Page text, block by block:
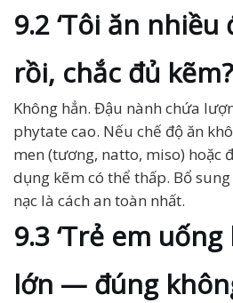
9.2 ‘Tôi ăn
rồi, chắc đủ
Không hẳn. Đậu nành chứa
phytate cao. Nếu chế độ ăn
men (tương, natto, miso) hoặc
dụng kẽm có thể thấp. Bổ
nạc là cách an toàn nhất.
9.3 ‘Trẻ em
lớn — đúng